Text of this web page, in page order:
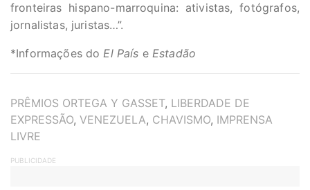
fronteiras hispano-marroquina: ativistas, fotógrafos,
jornalistas, juristas…”.
*Informações doEl País e Estadão
TAGS
PRÊMIOS ORTEGA Y GASSET, LIBERDADE DE
EXPRESSÃO, VENEZUELA, CHAVISMO, IMPRENSA
LIVRE
PUBLICIDADE